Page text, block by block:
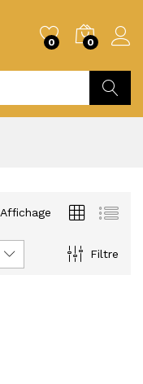
0 0
Affichage
Filtre